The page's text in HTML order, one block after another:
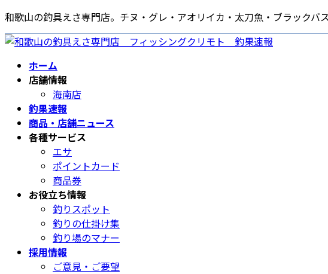
コ
ン
テ
ナ
ビ
ゲ
和歌山の釣具えさ専門店。チヌ・グレ・アオリイカ・太刀魚・ブラックバ
ホーム
店舗情報
海南店
釣果速報
商品・店舗ニュース
各種サービス
エサ
ポイントカード
商品券
お役立ち情報
釣りスポット
釣りの仕掛け集
釣り場のマナー
採用情報
ご意見・ご要望